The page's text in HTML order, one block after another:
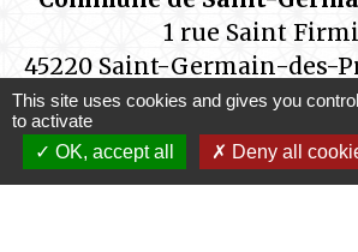
1 rue Saint
45220 Saint-Germain-des-
Les services
sont ouverts au public
This site uses cookies and gives you
to activate
OK, accept all
Deny all